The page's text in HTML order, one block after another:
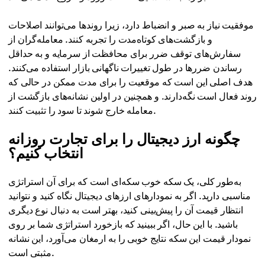
موفقیت نیاز به صبر و انضباط دارد، زیرا روندها می‌توانند اصلاحات
و بازگشت‌های کوتاه‌مدت را تجربه کنند. معامله‌گران از
سفارش‌های توقف ضرر برای محافظت از سرمایه و به حداقل
رساندن ضررها در طول تغییرات ناگهانی بازار استفاده می‌کنند.
هدف اصلی این است که موقعیت را برای مدت ممکن در حالی که
روند فعال است نگه‌دارند. و همچنین در اولین نشانه‌های بازگشت از
معامله خارج شوند تا سود را تثبیت کنند.
چگونه ارز دیجیتال را برای تجارت روزانه
انتخاب کنیم؟
به‌طور کلی، یک سکه خوب سکه‌ای است که برای آن استراتژی
مناسبی دارید. اگر به نمودارهای ارزهای دیجیتال نگاه کنید و نتوانید
انتظار قیمت آن را پیش‌بینی کنید، بهتر است به دنبال نوع دیگری
باشید. با این حال، اگر ببینید که بازخورد استراتژی شما بر روی
نمودار قیمت این سکه نتایج خوبی را به ارمغان می‌آورد، این نشانه
مثبتی است.